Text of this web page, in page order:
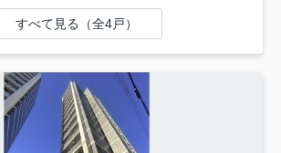
すべて見る（全4戸）